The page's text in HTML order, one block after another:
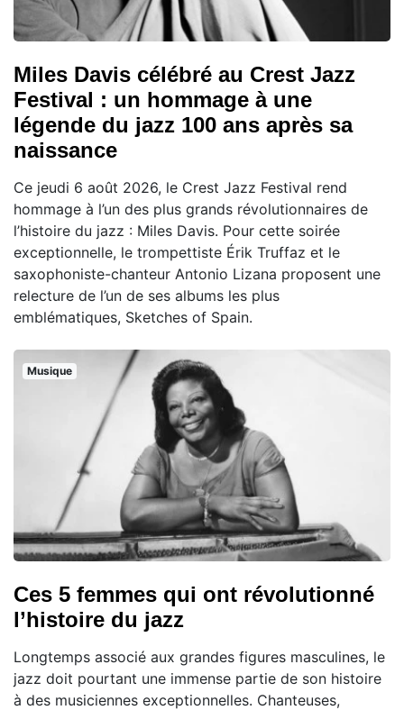
Miles Davis célébré au Crest Jazz
Festival : un hommage à une
légende du jazz 100 ans après sa
naissance
Ce jeudi 6 août 2026, le Crest Jazz Festival rend
hommage à l’un des plus grands révolutionnaires de
l’histoire du jazz : Miles Davis. Pour cette soirée
exceptionnelle, le trompettiste Érik Truffaz et le
saxophoniste-chanteur Antonio Lizana proposent une
relecture de l’un de ses albums les plus
emblématiques, Sketches of Spain.
Musique
Ces 5 femmes qui ont révolutionné
l’histoire du jazz
Longtemps associé aux grandes figures masculines, le
jazz doit pourtant une immense partie de son histoire
à des musiciennes exceptionnelles. Chanteuses,